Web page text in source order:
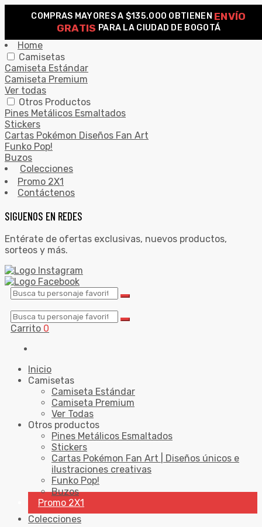
COMPRAS MAYORES A $135.000 OBTIENEN ENVÍO
GRATIS PARA LA CIUDAD DE BOGOTÁ
SEARCH
Home
Camisetas
Camiseta Estándar
Camiseta Premium
Ver todas
Otros Productos
Pines Metálicos Esmaltados
Stickers
Cartas Pokémon Diseños Fan Art
Funko Pop!
Buzos
Colecciones
Promo 2X1
Contáctenos
SIGUENOS EN REDES
Entérate de ofertas exclusivas, nuevos productos,
sorteos y más.
Carrito 0
Inicio
Camisetas
Camiseta Estándar
Camiseta Premium
Ver Todas
Otros productos
Pines Metálicos Esmaltados
Stickers
Cartas Pokémon Fan Art | Diseños únicos e
ilustraciones creativas
Funko Pop!
Buzos
Promo 2X1
Colecciones